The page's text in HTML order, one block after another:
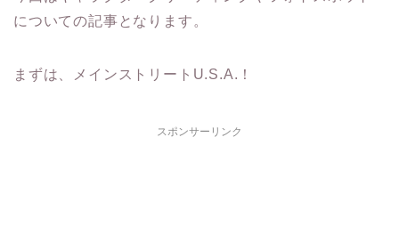
についての記事となります。
まずは、メインストリートU.S.A.！
スポンサーリンク